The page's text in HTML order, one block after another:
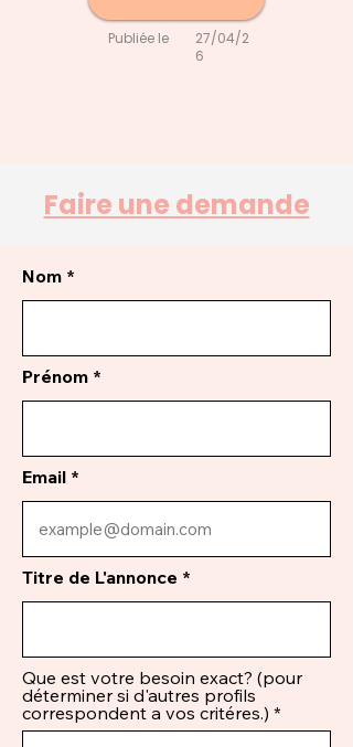
Publiée le
27/04/2
6
Faire une demande
Nom
Prénom
Email
Titre de L'annonce
Que est votre besoin exact? (pour
déterminer si d'autres profils
correspondent a vos critéres.)